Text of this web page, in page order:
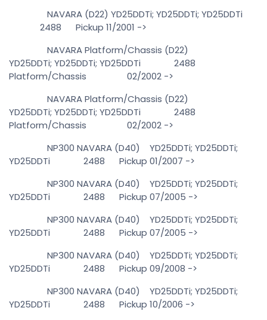
NAVARA (D22) YD25DDTi; YD25DDTi; YD25DDTi
2488 Pickup 11/2001 ->
NAVARA Platform/Chassis (D22)
YD25DDTi; YD25DDTi; YD25DDTi 2488
Platform/Chassis 02/2002 ->
NAVARA Platform/Chassis (D22)
YD25DDTi; YD25DDTi; YD25DDTi 2488
Platform/Chassis 02/2002 ->
NP300 NAVARA (D40) YD25DDTi; YD25DDTi;
YD25DDTi 2488 Pickup 01/2007 ->
NP300 NAVARA (D40) YD25DDTi; YD25DDTi;
YD25DDTi 2488 Pickup 07/2005 ->
NP300 NAVARA (D40) YD25DDTi; YD25DDTi;
YD25DDTi 2488 Pickup 07/2005 ->
NP300 NAVARA (D40) YD25DDTi; YD25DDTi;
YD25DDTi 2488 Pickup 09/2008 ->
NP300 NAVARA (D40) YD25DDTi; YD25DDTi;
YD25DDTi 2488 Pickup 10/2006 ->